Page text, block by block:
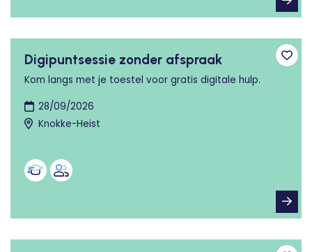
Digipuntsessie zonder afspraak
Kom langs met je toestel voor gratis digitale hulp.
28/09/2026
Knokke-Heist